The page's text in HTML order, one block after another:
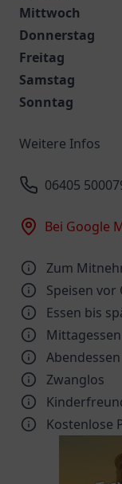
Mittwoch
Donnerstag
Freitag
Samstag
Sonntag
Weitere Infos
06405
Bei Google
Zum
Speisen vor
Essen bis
Mittagessen
Abendessen
Zwanglos
Kostenlose